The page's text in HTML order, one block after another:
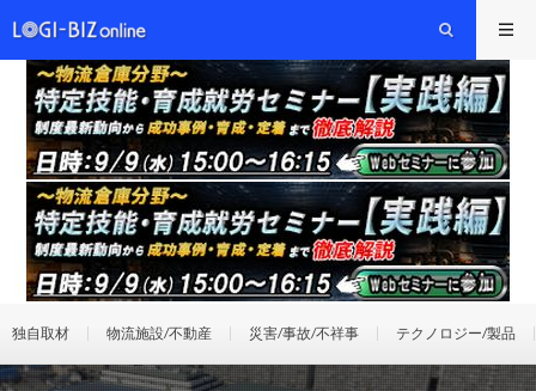
独自取材 物流施設/不動産 災害/事故/不祥事 テクノロジー/製品